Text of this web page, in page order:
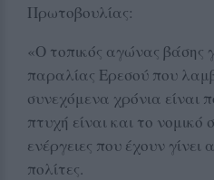
Πρωτοβουλίας:
«Ο τοπικός αγώνας βάσης
παραλίας Ερεσού που
συνεχόμενα χρόνια είναι
πτυχή είναι και το νομικό
ενέργειες που έχουν
πολίτες.